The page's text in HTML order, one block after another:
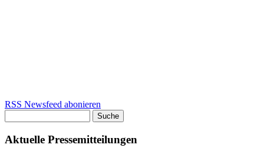
RSS Newsfeed abonieren
Aktuelle Pressemitteilungen